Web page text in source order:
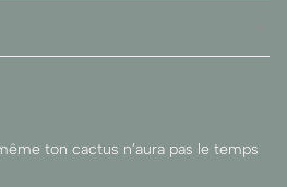
ton cactus n’aura pas le temps